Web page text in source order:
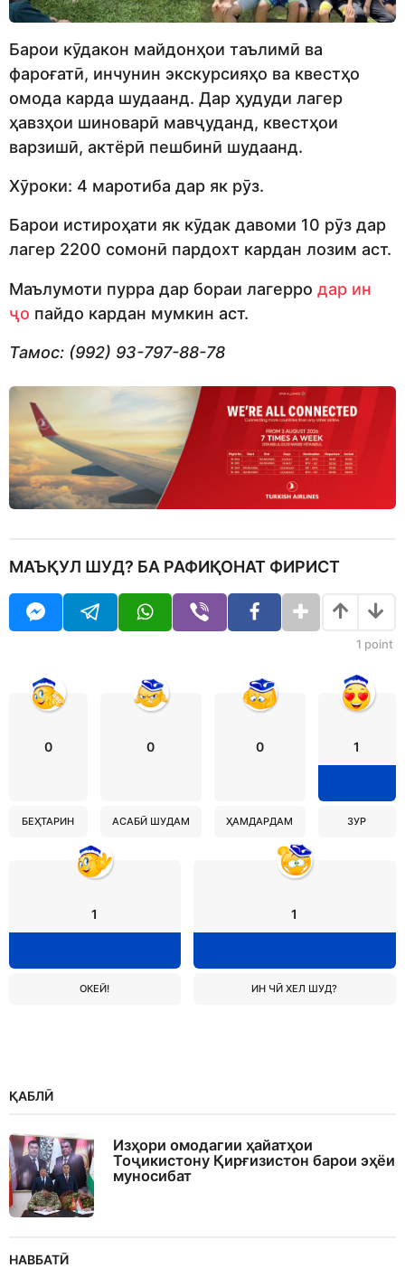
Барои кӯдакон майдонҳои таълимӣ ва
фароғатӣ, инчунин экскурсияҳо ва квестҳо
омода карда шудаанд. Дар ҳудуди лагер
ҳавзҳои шиноварӣ мавҷуданд, квестҳои
варзишӣ, актёрӣ пешбинӣ шудаанд.
Хӯроки: 4 маротиба дар як рӯз.
Барои истироҳати як кӯдак давоми 10 рӯз дар
лагер 2200 сомонӣ пардохт кардан лозим аст.
Маълумоти пурра дар бораи лагерро дар ин
ҷо пайдо кардан мумкин аст.
Тамос: (992) 93-797-88-78
МАЪҚУЛ ШУД? БА РАФИҚОНАТ ФИРИСТ
1 point
0
БЕҲТАРИН
0
АСАБӢ ШУДАМ
0
ҲАМДАРДАМ
1
ЗУР
1
ОКЕЙ!
1
ИН ЧӢ ХЕЛ ШУД?
ҚАБЛӢ
Изҳори омодагии ҳайатҳои
Тоҷикистону Қирғизистон барои эҳёи
муносибат
НАВБАТӢ